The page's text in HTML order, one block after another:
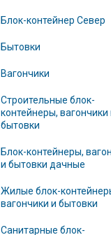
Блок-контейнер Север
Бытовки
Вагончики
Строительные блок-
контейнеры, вагончики
бытовки
Блок-контейнеры,
и бытовки дачные
Жилые блок-
вагончики и бытовки
Санитарные блок-